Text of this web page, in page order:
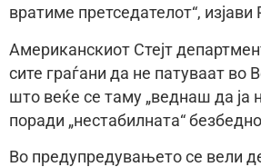
вратиме претседателот“, изјави
Американскиот Стејт
сите граѓани да не патуваат во
што веќе се таму „веднаш да ја
поради „нестабилната“
Во предупредувањето се вели